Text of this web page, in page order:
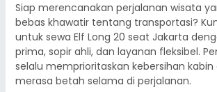
Siap merencanakan perjalanan wisata
bebas khawatir tentang transportasi?
untuk sewa Elf Long 20 seat Jakarta
prima, sopir ahli, dan layanan fleksibel.
selalu memprioritaskan kebersihan kabin
merasa betah selama di perjalanan.